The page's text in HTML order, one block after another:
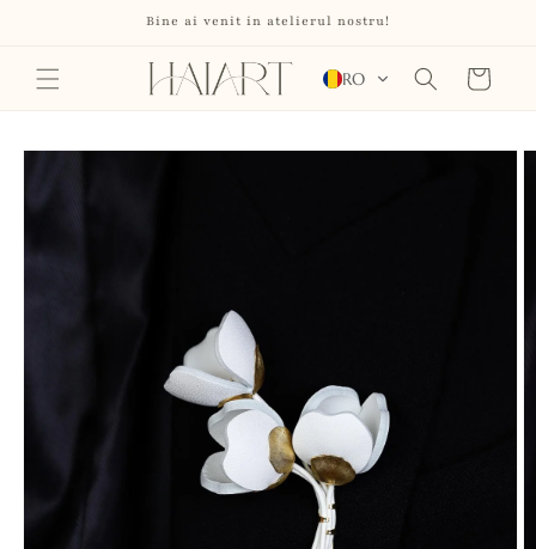
Bine ai venit in atelierul nostru!
RO Coș
produs